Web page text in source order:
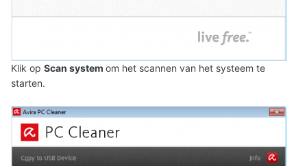
Klik op Scan system om het scannen van het systeem te
starten.